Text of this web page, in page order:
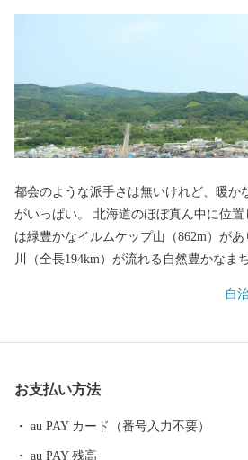
都会のような派手さは無いけれど、暖か
がいっぱい。 北海道のほぼ真ん中に位置しており、まちの北側に
は緑豊かなイルムケップ山（862m）が
川（全長194km）が流れる自然豊かなま
ら「ものづくりのまち」として大きく政
感謝の気持ちを込めてお届けします。 赤
自
お支払い方法
au PAY カード（番号入力不要）
au PAY 残高